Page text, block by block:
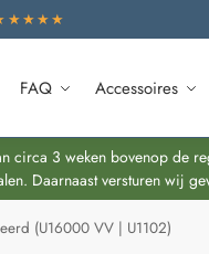
FAQ Accessoires
circa 3 weken bovenop de
Daarnaast versturen wij
(U16000 VV | U1102)